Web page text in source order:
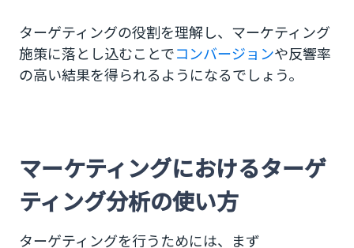
ターゲティングの役割を理解し、マーケティング
施策に落とし込むことでコンバージョンや反響率
の高い結果を得られるようになるでしょう。
マーケティングにおけるターゲ
ティング分析の使い方
ターゲティングを行うためには、まず